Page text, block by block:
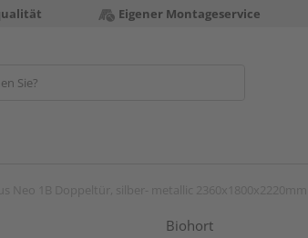
Eigener Montageservice
Biohort